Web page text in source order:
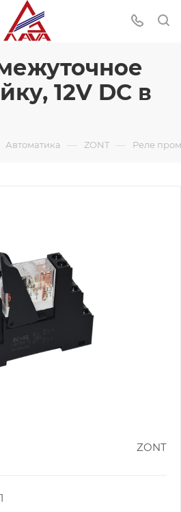
12V DC в
Автоматика — ZONT — Реле
ZONT